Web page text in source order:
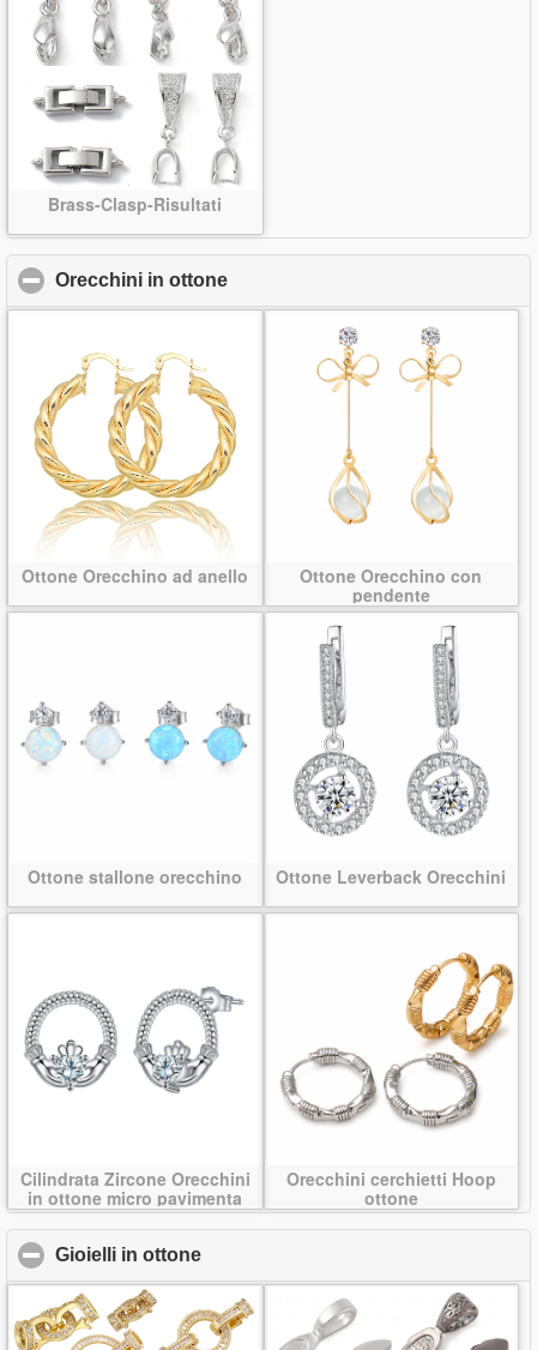
Brass-Clasp-Risultati
Orecchini in ottone
Ottone Orecchino ad anello
Ottone Orecchino con
pendente
Ottone stallone orecchino Ottone Leverback Orecchini
Cilindrata Zircone Orecchini
in ottone micro pavimenta
Orecchini cerchietti Hoop
ottone
Gioielli in ottone